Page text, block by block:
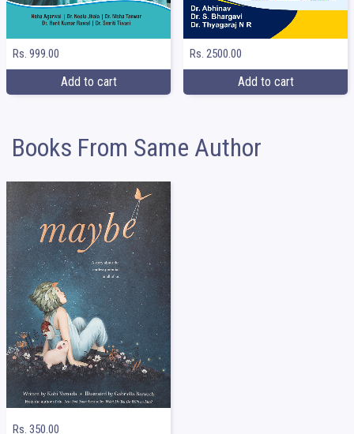
Rs. 999.00
Add to cart
Rs. 2500.00
Add to cart
Books From Same Author
Rs. 350.00